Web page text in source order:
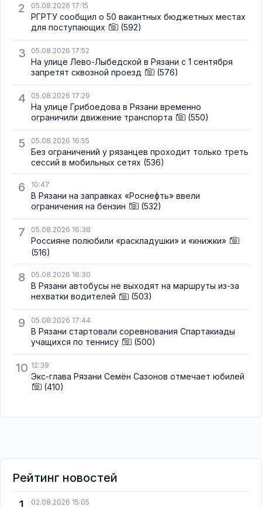
2 05.08.2026 17:15
РГРТУ сообщил о 50 вакантных бюджетных местах
для поступающих
(592)
3 05.08.2026 17:52
На улице Лево-Лыбедской в Рязани с 1 сентября
запретят сквозной проезд
(576)
4 05.08.2026 17:29
На улице Грибоедова в Рязани временно
ограничили движение транспорта
(550)
5 05.08.2026 16:55
Без ограничений у рязанцев проходит только треть
сессий в мобильных сетях (536)
6 10:47
В Рязани на заправках «Роснефть» ввели
ограничения на бензин
(532)
7 05.08.2026 16:38
Россияне полюбили «раскладушки» и «книжки»
(516)
8 05.08.2026 16:30
В Рязани автобусы не выходят на маршруты из-за
нехватки водителей
(503)
9 05.08.2026 17:44
В Рязани стартовали соревнования Спартакиады
учащихся по теннису
(500)
10 12:39
Экс-глава Рязани Семён Сазонов отмечает юбилей
(410)
Рейтинг новостей
02.08.2026 15:05